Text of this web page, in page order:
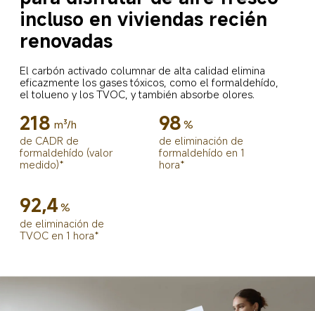
incluso en viviendas recién
renovadas
El carbón activado columnar de alta calidad elimina
eficazmente los gases tóxicos, como el formaldehído,
el tolueno y los TVOC, y también absorbe olores.
218 m³/h
de CADR de
formaldehído (valor
medido)*
98 %
de eliminación de
formaldehído en 1
hora*
92,4 %
de eliminación de
TVOC en 1 hora*